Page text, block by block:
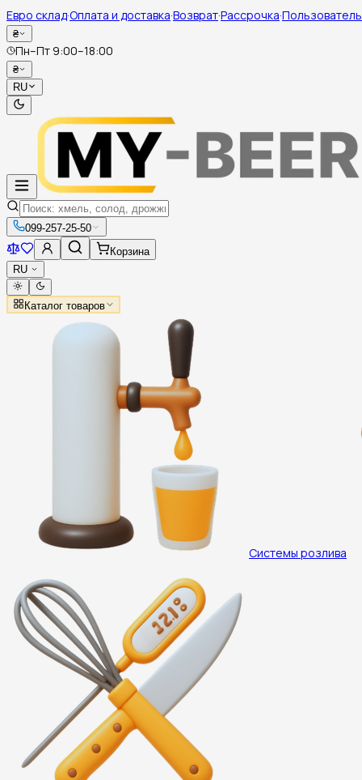
Евро склад·Оплата и доставка·Возврат·Рассрочка·
₴
Пн–Пт 9:00–18:00
₴
RU
099-257-25-50
Корзина
RU
Каталог товаров
Системы розлива